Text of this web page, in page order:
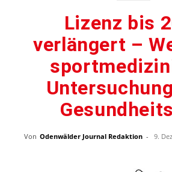
Lizenz bis
verlängert –
Von Odenwälder Journal Redaktion - 9.